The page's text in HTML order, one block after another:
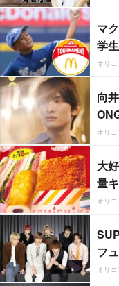
マ
学
オリ
向
オリ
大
量
オリ
フ
オリ